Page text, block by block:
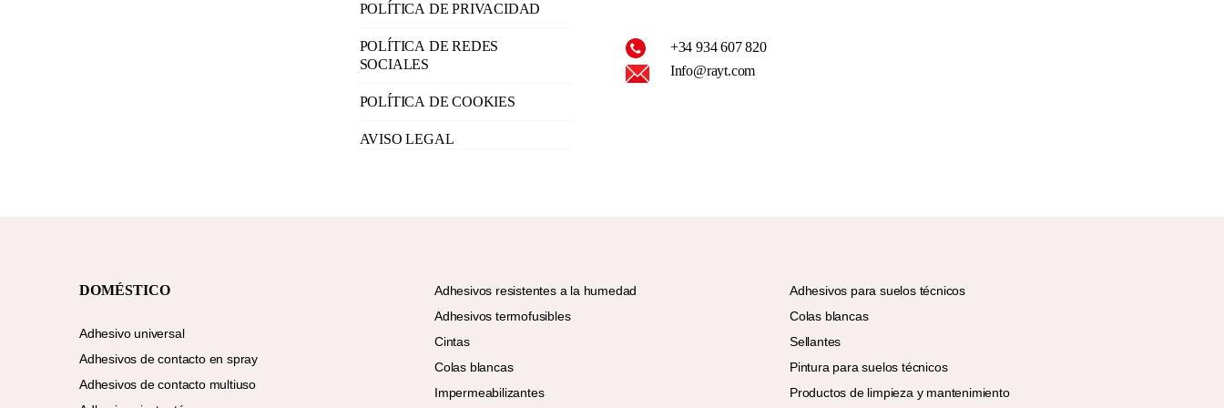
POLÍTICA DE PRIVACIDAD
POLÍTICA DE REDES
SOCIALES
POLÍTICA DE COOKIES
AVISO LEGAL
+34 934 607 820
Info@rayt.com
DOMÉSTICO
Adhesivo universal
Adhesivos de contacto en spray
Adhesivos de contacto multiuso
Adhesivos resistentes a la humedad
Adhesivos termofusibles
Cintas
Colas blancas
Impermeabilizantes
Adhesivos para suelos técnicos
Colas blancas
Sellantes
Pintura para suelos técnicos
Productos de limpieza y mantenimiento